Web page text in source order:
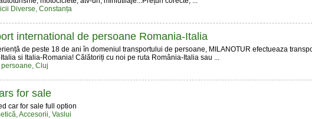
Diverse, Constanța
international de persoane Romania-Italia
de peste 18 de ani în domeniul transportului de persoane, MILANOTUR efectueaza
si Italia-Romania! Călătoriți cu noi pe ruta România-Italia sau ...
Cluj
for sale
car for sale full option
Accesorii, Vaslui